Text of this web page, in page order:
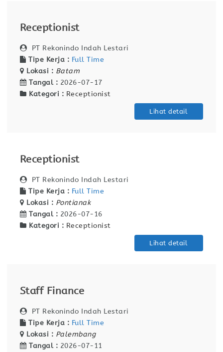
Receptionist
PT Rekonindo Indah Lestari
Tipe Kerja : Full Time
Lokasi : Batam
Tangal : 2026-07-17
Kategori : Receptionist
Lihat detail
Receptionist
PT Rekonindo Indah Lestari
Tipe Kerja : Full Time
Lokasi : Pontianak
Tangal : 2026-07-16
Kategori : Receptionist
Lihat detail
Staff Finance
PT Rekonindo Indah Lestari
Tipe Kerja : Full Time
Lokasi : Palembang
Tangal : 2026-07-11